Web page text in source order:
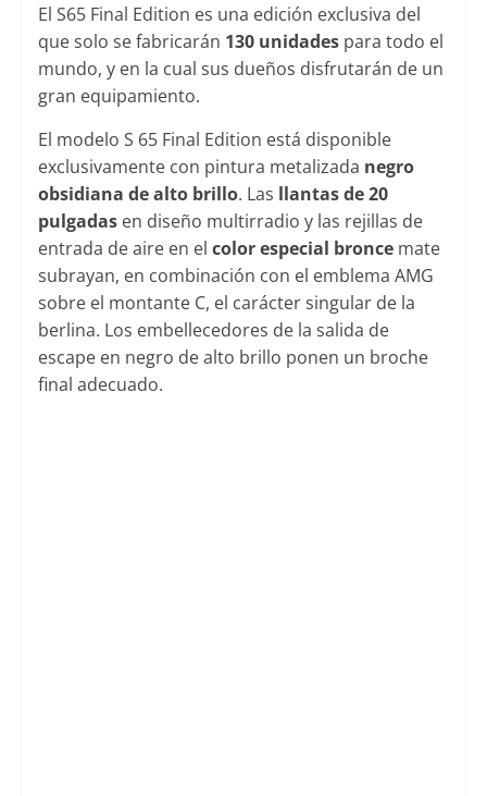
El S65 Final Edition es una edición exclusiva del
que solo se fabricarán 130 unidadespara todo el
mundo, y en la cual sus dueños disfrutarán de un
gran equipamiento.
El modelo S 65 Final Edition está disponible
exclusivamente con pintura metalizada negro
obsidiana de alto brillo. Las llantas de 20
pulgadasen diseño multirradio y las rejillas de
entrada de aire en el color especial broncemate
subrayan, en combinación con el emblema AMG
sobre el montante C, el carácter singular de la
berlina. Los embellecedores de la salida de
escape en negro de alto brillo ponen un broche
final adecuado.